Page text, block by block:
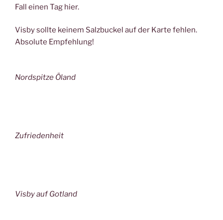
Fall einen Tag hier.
Visby sollte keinem Salzbuckel auf der Karte fehlen.
Absolute Empfehlung!
Nordspitze Öland
Zufriedenheit
Visby auf Gotland